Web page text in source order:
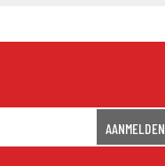
AANMELDEN